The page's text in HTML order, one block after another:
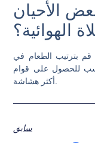
الأحيان
الهوائية؟
قم بترتيب الطعام في
للحصول على قوام
سابق